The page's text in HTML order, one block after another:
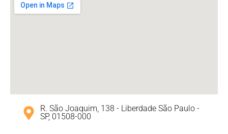
R. São Joaquim, 138 - Liberdade São Paulo -
SP, 01508-000